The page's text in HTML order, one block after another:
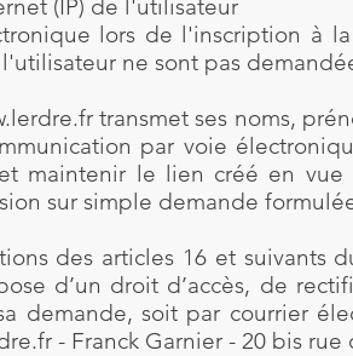
(IP) de l'utilisateur
lors de l'inscription à
ne sont pas
transmet ses noms,
par voie
maintenir le lien créé en
sur simple demande
des articles 16 et suivants
d’un droit d’accès, de
demande, soit par courrier
- Franck Garnier - 20 bis